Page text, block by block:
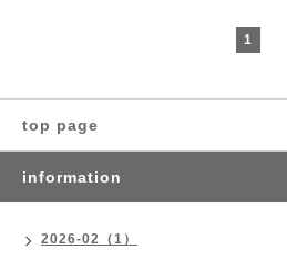
1
top page
information
2026-02（1）